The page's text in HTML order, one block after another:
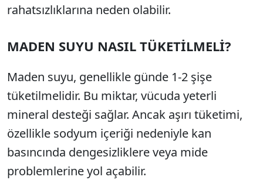
rahatsızlıklarına neden olabilir.
MADEN SUYU NASIL TÜKETİLMELİ?
Maden suyu, genellikle günde 1-2 şişe
tüketilmelidir. Bu miktar, vücuda yeterli
mineral desteği sağlar. Ancak aşırı tüketimi,
özellikle sodyum içeriği nedeniyle kan
basıncında dengesizliklere veya mide
problemlerine yol açabilir.